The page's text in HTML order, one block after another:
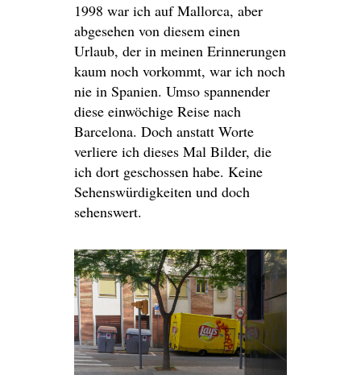
1998 war ich auf Mallorca, aber
abgesehen von diesem einen
Urlaub, der in meinen Erinnerungen
kaum noch vorkommt, war ich noch
nie in Spanien. Umso spannender
diese einwöchige Reise nach
Barcelona. Doch anstatt Worte
verliere ich dieses Mal Bilder, die
ich dort geschossen habe. Keine
Sehenswürdigkeiten und doch
sehenswert.